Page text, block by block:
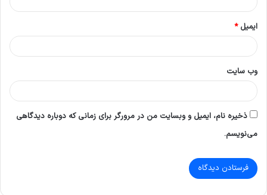
ایمیل*
وب‌ سایت
ذخیره نام، ایمیل و وبسایت من در مرورگر برای زمانی که دوباره دیدگاهی
می‌نویسم.